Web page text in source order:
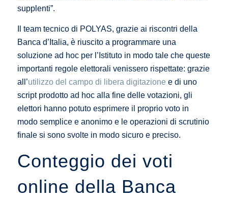
supplenti”.
Il team tecnico di POLYAS, grazie ai riscontri della
Banca d’Italia, è riuscito a programmare una
soluzione ad hoc per l’Istituto in modo tale che queste
importanti regole elettorali venissero rispettate: grazie
all’utilizzo del campo di libera digitazione e di uno
script prodotto ad hoc alla fine delle votazioni, gli
elettori hanno potuto esprimere il proprio voto in
modo semplice e anonimo e le operazioni di scrutinio
finale si sono svolte in modo sicuro e preciso.
Conteggio dei voti
online della Banca